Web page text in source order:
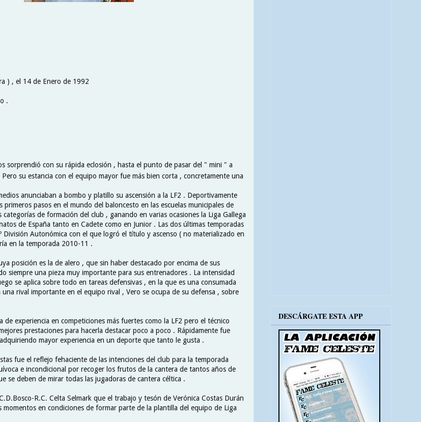
) , el 14 de Enero de 1992
.
sorprendió con su rápida eclosión , hasta el punto de pasar del " mini " a
su estancia con el equipo mayor fue más bien corta , concretamente una
anunciaban a bombo y platillo su ascensión a la LF2 . Deportivamente
primeros pasos en el mundo del baloncesto en las escuelas municipales de
categorías de formación del club , ganando en varias ocasiones la Liga Gallega
de España tanto en Cadete como en Junior . Las dos últimas temporadas
División Autonómica con el que logró el título y ascenso ( no materializado en
en la temporada 2010-11 .
posición es la de alero , que sin haber destacado por encima de sus
siempre una pieza muy importante para sus entrenadores . La intensidad
se aplica sobre todo en tareas defensivas , en la que es una consumada
una rival importante en el equipo rival , Vero se ocupa de su defensa , sobre
de experiencia en competiciones más fuertes como la LF2 pero el técnico
prestaciones para hacerla destacar poco a poco . Rápidamente fue
mayor experiencia en un deporte que tanto le gusta .
fue el reflejo fehaciente de las intenciones del club para la temporada
e incondicional por recoger los frutos de la cantera de tantos años de
se deben de mirar todas las jugadoras de cantera céltica .
R.C. Celta Selmark que el trabajo y tesón de Verónica Costas Durán
momentos en condiciones de formar parte de la plantilla del equipo de Liga
DESCÁRGATE ESTA APP